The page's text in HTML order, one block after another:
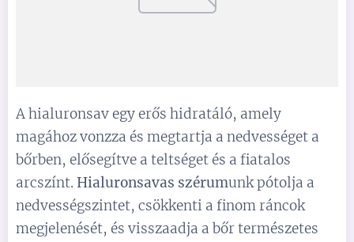
A hialuronsav egy erős hidratáló, amely
magához vonzza és megtartja a nedvességet a
bőrben, elősegítve a teltséget és a fiatalos
arcszínt. Hialuronsavas szérumunk pótolja a
nedvességszintet, csökkenti a finom ráncok
megjelenését, és visszaadja a bőr természetes